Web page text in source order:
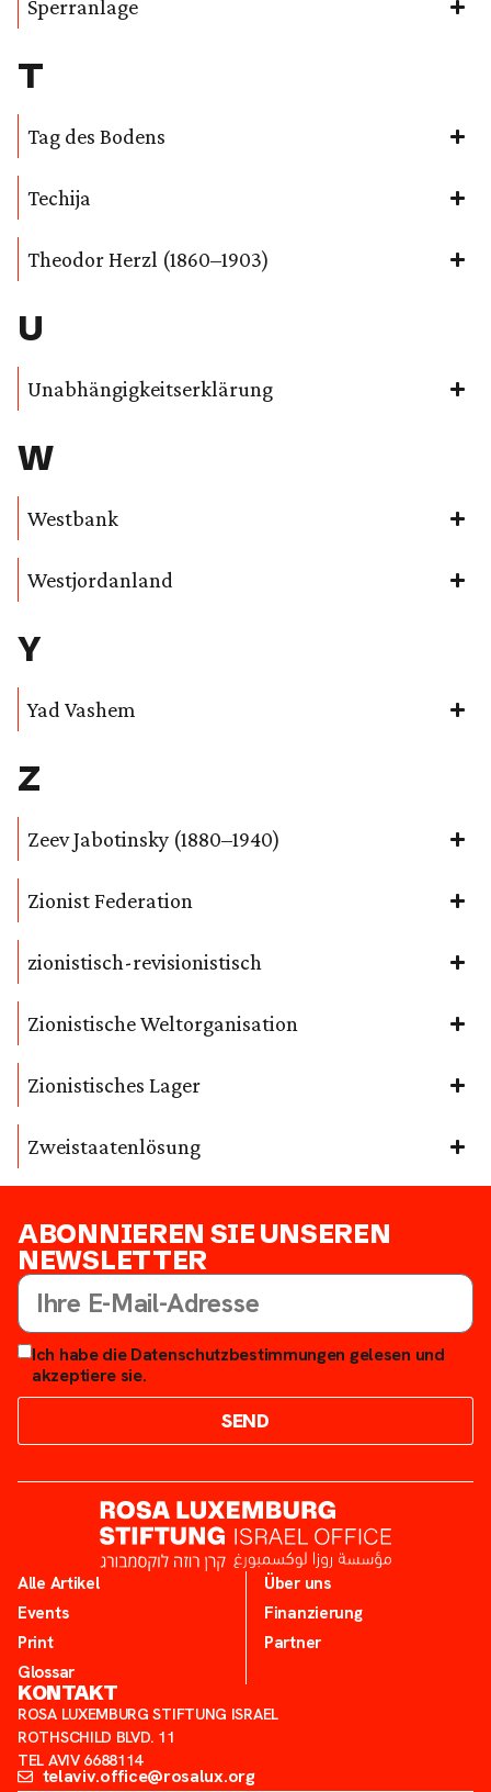
Sperranlage
T
Tag des Bodens
Techija
Theodor Herzl (1860–1903)
U
Unabhängigkeitserklärung
W
Westbank
Westjordanland
Y
Yad Vashem
Z
Zeev Jabotinsky (1880–1940)
Zionist Federation
zionistisch-revisionistisch
Zionistische Weltorganisation
Zionistisches Lager
Zweistaatenlösung
ABONNIEREN SIE UNSEREN
NEWSLETTER
Ich habe die Datenschutzbestimmungen gelesen und
akzeptiere sie.
SEND
Alle Artikel
Events
Print
Glossar
Über uns
Finanzierung
Partner
KONTAKT
ROSA LUXEMBURG STIFTUNG ISRAEL
ROTHSCHILD BLVD. 11
TEL AVIV 6688114
telaviv.office@rosalux.org